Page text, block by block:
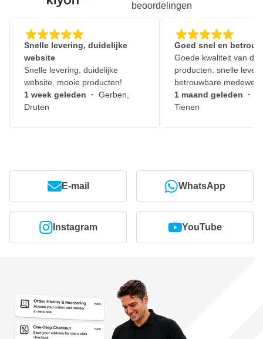
beoordelingen
Snelle levering, duidelijke
website
Snelle levering, duidelijke
website, mooie producten!
1 week geleden · Gerben,
Druten
Goed snel en
Goede kwaliteit van de
producten. snelle
betrouwbare
1 maand geleden ·
Tienen
E-mail WhatsApp
Instagram YouTube